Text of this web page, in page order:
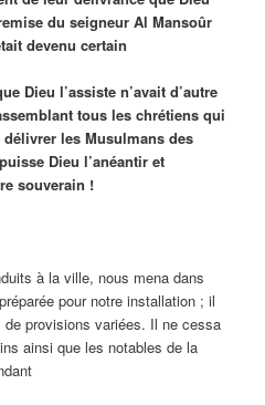
du seigneur Al Mansoûr
devenu certain
Dieu l’assiste n’avait d’autre
tous les chrétiens qui
les Musulmans des
Dieu l’anéantir et
souverain !
à la ville, nous mena dans
pour notre installation ; il
de provisions variées. Il ne cessa
ainsi que les notables de la